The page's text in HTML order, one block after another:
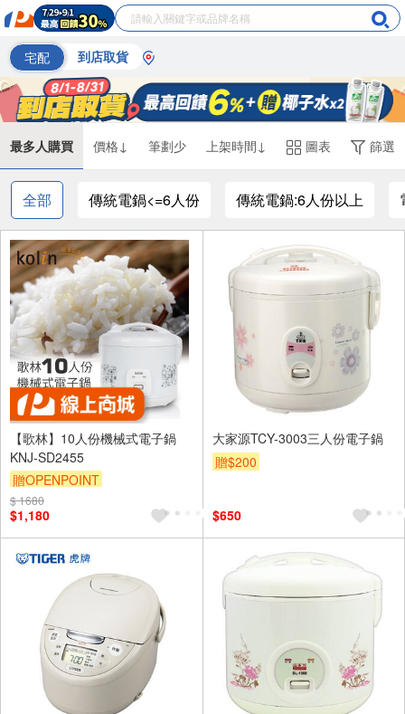
宅配 到店取貨
最多人購買 價格↓ 筆劃少 上架時間↓ 圖表 篩選
全部 傳統電鍋<=6人份 傳統電鍋:6人份以上
【歌林】10人份機械式電子鍋
KNJ-SD2455
贈OPENPOINT
$ 1680
$1,180
大家源TCY-3003三人份電子鍋
贈$200
$650